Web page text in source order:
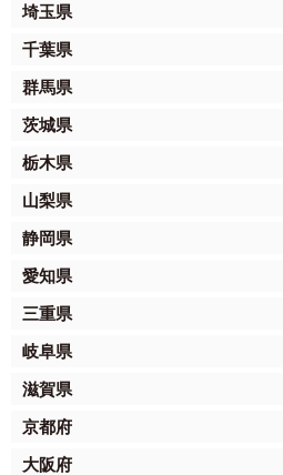
埼玉県
千葉県
群馬県
茨城県
栃木県
山梨県
静岡県
愛知県
三重県
岐阜県
滋賀県
京都府
大阪府